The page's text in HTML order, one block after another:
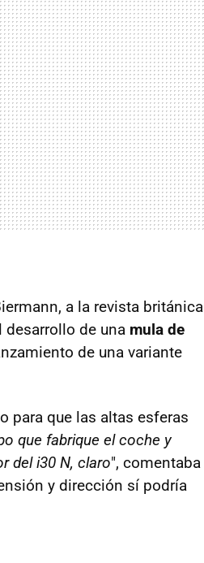
a la revista británica
desarrollo de una mula de
de una variante
para que las altas esferas
que fabrique el coche y
del i30 N, claro", comentaba
y dirección sí podría